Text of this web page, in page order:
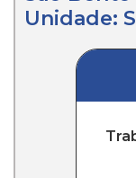
Unidade: